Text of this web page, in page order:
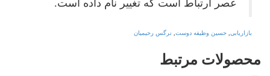
عصر ارتباط است که تغییر نام داده است.
بازاریابی حسین وظیفه دوست نرگس رحیمیان
محصولات مرتبط